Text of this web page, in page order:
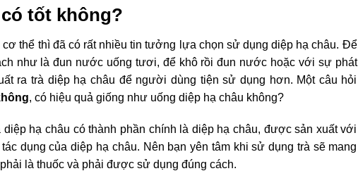
tốt không?
thể thì đã có rất nhiều tin tưởng lựa chọn sử dụng diệp hạ châu. Để
như là đun nước uống tươi, để khô rồi đun nước hoặc với sự phát
ra trà diệp hạ châu để người dùng tiện sử dụng hơn. Một câu hỏi
, có hiệu quả giống như uống diệp hạ châu không?
hạ châu có thành phần chính là diệp hạ châu, được sản xuất với
dụng của diệp hạ châu. Nên bạn yên tâm khi sử dụng trà sẽ mang
là thuốc và phải được sử dụng đúng cách.